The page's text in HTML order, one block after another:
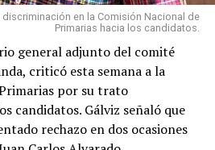
en la Comisión Nacional de
Primarias hacia los candidatos.
general adjunto del comité
criticó esta semana a la
por su trato
candidatos. Gálviz señaló que
rechazo en dos ocasiones